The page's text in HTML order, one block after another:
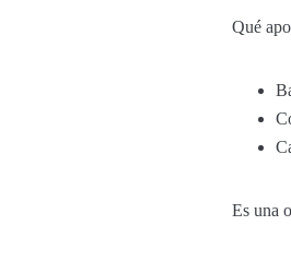
Qué
Es una